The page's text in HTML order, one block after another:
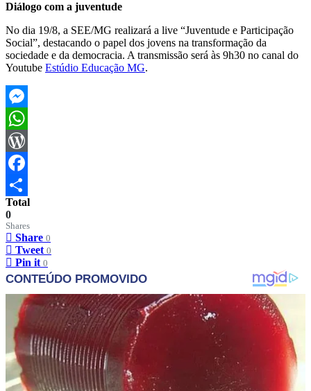
Diálogo com a juventude
No dia 19/8, a SEE/MG realizará a live “Juventude e Participação
Social”, destacando o papel dos jovens na transformação da
sociedade e da democracia. A transmissão será às 9h30 no canal do
Youtube Estúdio Educação MG.
Messenger
WhatsApp
WordPress
Facebook
Share
Total
0
Shares
Share 0
Tweet 0
Pin it 0